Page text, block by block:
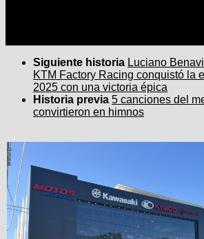
Siguiente historia Luciano
KTM Factory Racing conquistó la
2025 con una victoria épica
Historia previa 5 canciones del
convirtieron en himnos